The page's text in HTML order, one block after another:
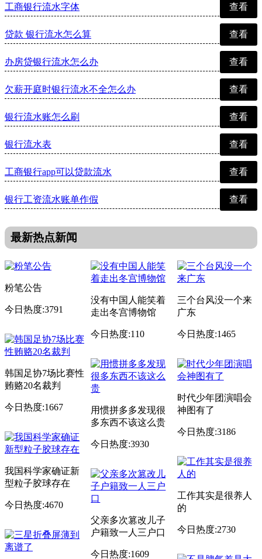
工商银行流水字体 查看
贷款 银行流水怎么算 查看
办房贷银行流水怎么办 查看
欠薪开庭时银行流水不全怎么办 查看
银行流水账怎么刷 查看
银行流水表 查看
工商银行app可以贷款流水 查看
银行工资流水账单作假 查看
最新热点新闻
粉笔公告
今日热度:3791
韩国足协7场比赛性
贿赂20名裁判
今日热度:1667
我国科学家确证新
型粒子胶球存在
今日热度:4670
没有中国人能笑着
走出冬宫博物馆
今日热度:110
用惯拼多多发现很
多东西不该这么贵
今日热度:3930
父亲多次篡改儿子
户籍致一人三户口
今日热度:1609
三个台风没一个来
广东
今日热度:1465
时代少年团演唱会
神图有了
今日热度:3186
工作其实是很养人
的
今日热度:2730